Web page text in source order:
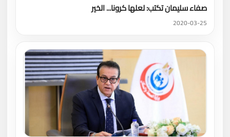
صفاء سليمان تكتب: لعلها كرونا... الخير
2020-03-25